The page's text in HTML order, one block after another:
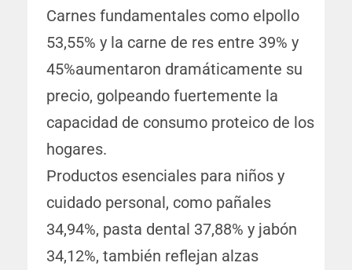
Carnes fundamentales como elpollo
53,55% y la carne de res entre 39% y
45%aumentaron dramáticamente su
precio, golpeando fuertemente la
capacidad de consumo proteico de los
hogares.
Productos esenciales para niños y
cuidado personal, como pañales
34,94%, pasta dental 37,88% y jabón
34,12%, también reflejan alzas